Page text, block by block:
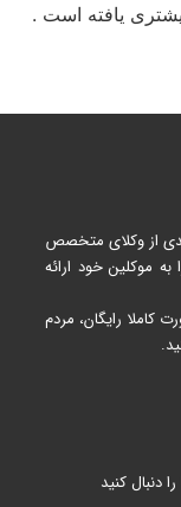
یافته است .
از وکلای متخصص
موکلین خود ارائه
کاملا رایگان، مردم
دنبال کنید